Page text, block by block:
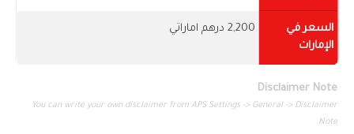
السعر في
الإمارات
2,200 درهم اماراتي
Disclaimer Note
You can write your own disclaimer from APS Settings -> General -> Disclaimer
Note.